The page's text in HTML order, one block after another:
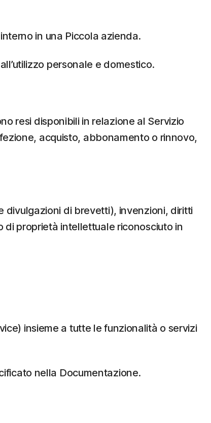
in una Piccola azienda.
personale e domestico.
resi disponibili in relazione al Servizio
acquisto, abbonamento o rinnovo,
divulgazioni di brevetti), invenzioni, diritti
di proprietà intellettuale riconosciuto in
insieme a tutte le funzionalità o servizi
nella Documentazione.